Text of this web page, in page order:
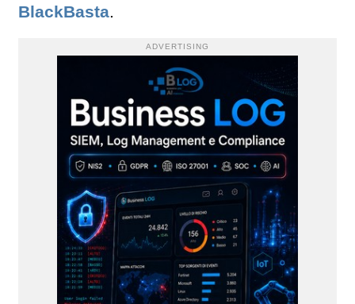
BlackBasta.
ADVERTISING